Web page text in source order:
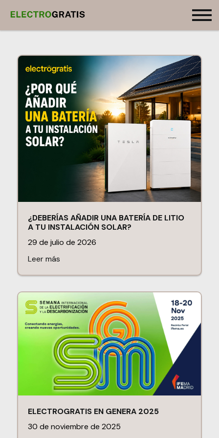
¿DEBERÍAS AÑADIR UNA BATERÍA DE LITIO
A TU INSTALACIÓN SOLAR?
29 de julio de 2026
Leer más
ELECTROGRATIS EN GENERA 2025
30 de noviembre de 2025